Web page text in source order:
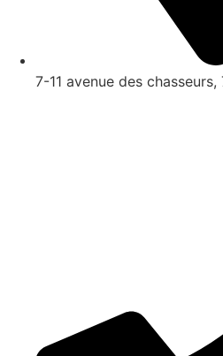
7-11 avenue des